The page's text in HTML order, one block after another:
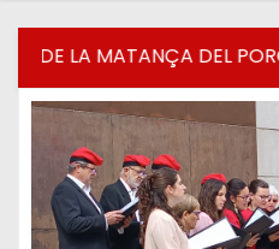
DEL PORC- 8/03/26